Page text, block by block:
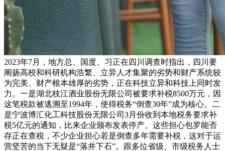
2023年7月，地方总、国度、习正在四川调查时指出，四川要
阐扬高校和科研机构浩繁、立异人才集聚的劣势和财产系统较
为完美、财产根本雄厚的劣势，正在科技立异和科技上同时发
力。一是湖北枝江酒业股份无限公司被要求补税8500万元，因
这笔税款被逃溯至1994年，使得税务“倒查30年”成为核心。二
是宁波博汇化工科技股份无限公司3月份收到本地税务要求补
税5亿元的通知，比来企业颁布发表停产。这些担心包罗能否
存正在查税，不少企业担心若是倒查多年需要补税，这对于运
营坚苦的当下无疑是“落井下石”。跟多位省级、市级税务人士